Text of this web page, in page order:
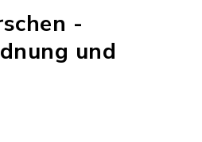
-
und